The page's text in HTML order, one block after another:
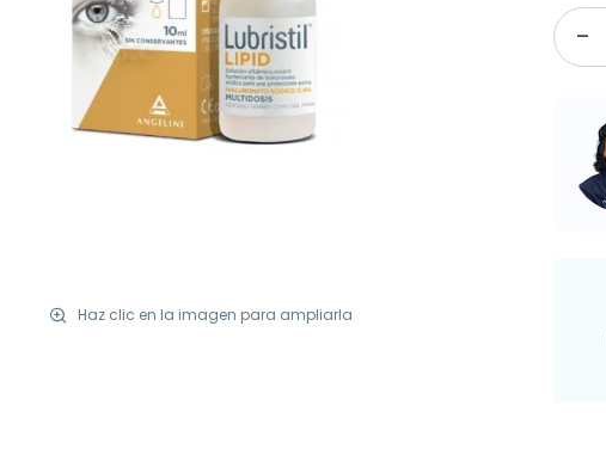
Haz clic en la imagen para ampliarla